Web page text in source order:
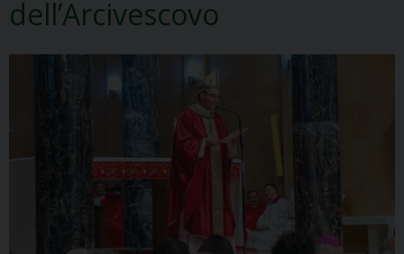
dell’Arcivescovo